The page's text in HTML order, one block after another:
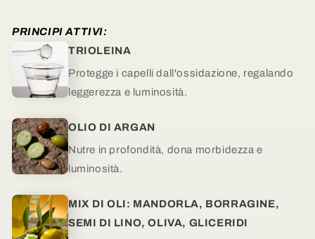
PRINCIPI ATTIVI:
TRIOLEINA
Protegge i capelli dall'ossidazione, regalando
leggerezza e luminosità.
OLIO DI ARGAN
Nutre in profondità, dona morbidezza e
luminosità.
MIX DI OLI: MANDORLA, BORRAGINE,
SEMI DI LINO, OLIVA, GLICERIDI